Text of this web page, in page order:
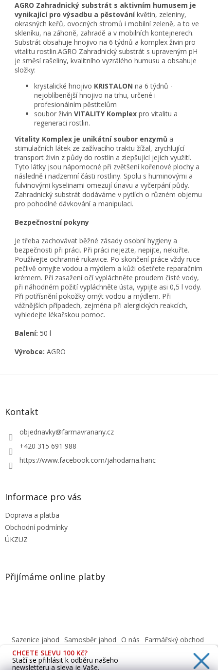
AGRO Zahradnický substrát s aktivním humusem je
vynikající pro výsadbu a pěstování květin, zeleniny,
okrasných keřů, ovocných stromů i mobilní zeleně, a to ve
skleníku, na záhoně, zahradě a v mobilních kontejnerech.
Substrát obsahuje hnojivo na 6 týdnů a komplex živin pro
vitalitu rostlin.AGRO Zahradnický substrát s upraveným pH
je směsí rašeliny, kvalitního vyzrálého humusu a obsahuje
složky:
krystalické hnojivo KRISTALON na 6 týdnů -
nejoblíbenější hnojivo na trhu, určené i
profesionálním pěstitelům
soubor živin VITALITY Komplex pro vitalitu a
regeneraci rostlin.
Vitality Komplex je unikátní soubor enzymů a
stimulačních látek ze zažívacího traktu žížal, zrychlující
transport živin z půdy do rostlin a zlepšující jejich využití.
Tyto látky jsou nápomocné při zvětšení kořenové plochy a
následně i nadzemní části rostliny. Spolu s huminovými a
fulvinovými kyselinami omezují únavu a vyčerpání půdy.
Zahradnický substrát dodáváme v pytlích o různém objemu
pro pohodlné dávkování a manipulaci.
Bezpečnostní pokyny
Je třeba zachovávat běžné zásady osobní hygieny a
bezpečnosti při práci. Při práci nejezte, nepijte, nekuřte.
Používejte ochranné rukavice. Po skončení práce vždy ruce
pečlivě omyjte vodou a mýdlem a kůži ošetřete reparačním
krémem. Při zasažení očí vypláchněte proudem čisté vody,
při náhodném požití vypláchněte ústa, vypijte asi 0,5 l vody.
Při potřísnění pokožky omýt vodou a mýdlem. Při
vážnějších případech, zejména při alergických reakcích,
vyhledejte lékařskou pomoc.
Balení: 50 l
Výrobce: AGRO
Z
Kontakt
objednavky@farmavranany.cz
+420 315 691 988
https://www.facebook.com/jahodarna.hanc
Informace pro vás
Doprava a platba
Obchodní podmínky
ÚKZUZ
Přijímáme online platby
Sazenice jahod Samosběr jahod O nás
Farmářský obchod
Obchodní podmínky
Informace o ochraně osobních údajů dle GDPR
Cafenavysluni.cz - Objednat a vyzvednout
CHCETE SLEVU 100 Kč?
Stačí se přihlásit k odběru našeho
newsletteru a sleva je Vaše.